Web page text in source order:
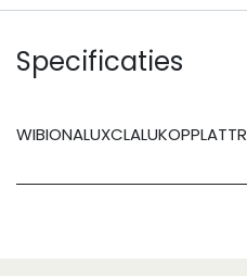
Specificaties
WIBIONALUXCLALUKOPPLATTR